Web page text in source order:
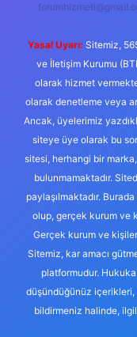
Yasal Uyarı: Sitemiz,
ve İletişim Kurumu
olarak hizmet
olarak denetleme veya
Ancak, üyelerimiz
siteye üye olarak bu
sitesi, herhangi bir
bulunmamaktadır.
paylaşılmaktadır.
olup, gerçek kurum ve
Gerçek kurum ve
Sitemiz, kar amacı
platformudur.
düşündüğünüz içerikleri,
bildirmeniz halinde,